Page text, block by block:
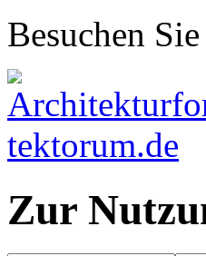
Besuchen
Zur